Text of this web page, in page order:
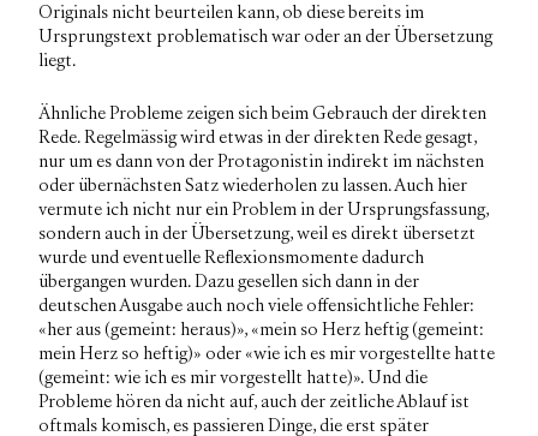
Originals nicht beurteilen kann, ob diese bereits im
Ursprungstext problematisch war oder an der Übersetzung
liegt.
Ähnliche Probleme zeigen sich beim Gebrauch der direkten
Rede. Regelmässig wird etwas in der direkten Rede gesagt,
nur um es dann von der Protagonistin indirekt im nächsten
oder übernächsten Satz wiederholen zu lassen. Auch hier
vermute ich nicht nur ein Problem in der Ursprungsfassung,
sondern auch in der Übersetzung, weil es direkt übersetzt
wurde und eventuelle Reflexionsmomente dadurch
übergangen wurden. Dazu gesellen sich dann in der
deutschen Ausgabe auch noch viele offensichtliche Fehler:
«her aus (gemeint: heraus)», «mein so Herz heftig (gemeint:
mein Herz so heftig)» oder «wie ich es mir vorgestellte hatte
(gemeint: wie ich es mir vorgestellt hatte)». Und die
Probleme hören da nicht auf, auch der zeitliche Ablauf ist
oftmals komisch, es passieren Dinge, die erst später